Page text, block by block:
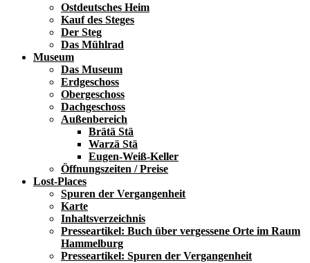
Ostdeutsches Heim
Kauf des Steges
Der Steg
Das Mühlrad
Museum
Das Museum
Erdgeschoss
Obergeschoss
Dachgeschoss
Außenbereich
Brätä Stä
Warzä Stä
Eugen-Weiß-Keller
Öffnungszeiten / Preise
Lost-Places
Spuren der Vergangenheit
Karte
Inhaltsverzeichnis
Presseartikel: Buch über vergessene Orte im Raum
Hammelburg
Presseartikel: Spuren der Vergangenheit